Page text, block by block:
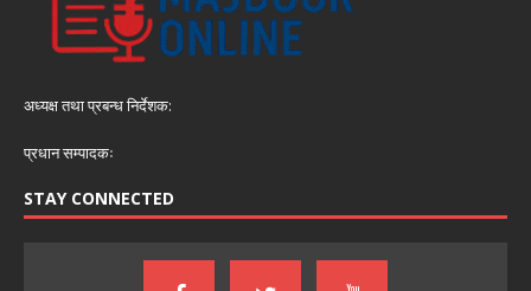
अध्यक्ष तथा प्रबन्ध निर्देशक:
प्रधान सम्पादकः
STAY CONNECTED